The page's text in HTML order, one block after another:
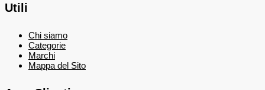
Utili
Chi siamo
Categorie
Marchi
Mappa del Sito